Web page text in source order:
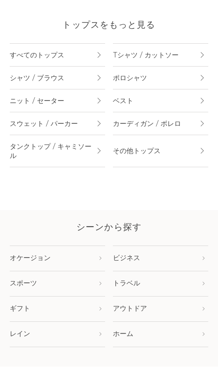
トップスをもっと見る
すべてのトップス Tシャツ / カットソー
シャツ / ブラウス ポロシャツ
ニット / セーター ベスト
スウェット / パーカー カーディガン / ボレロ
タンクトップ / キャミソー
ル
その他トップス
シーンから探す
オケージョン ビジネス
スポーツ トラベル
ギフト アウトドア
レイン ホーム